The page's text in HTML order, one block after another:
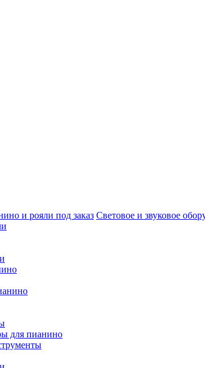
и рояли под заказ Световое и звуковое
для пианино